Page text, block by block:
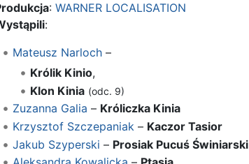
: WARNER LOCALISATION
:
Mateusz Narloch–
Królik Kinio,
Klon Kinia (odc. 9)
Zuzanna Galia – Króliczka Kinia
Krzysztof Szczepaniak – Kaczor Tasior
Jakub Szyperski – Prosiak Pucuś Świniarski